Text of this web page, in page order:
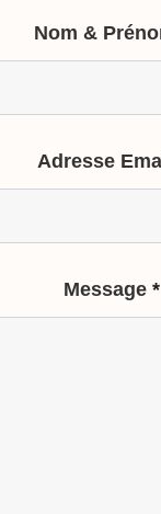
Nom &
Adresse
Message *